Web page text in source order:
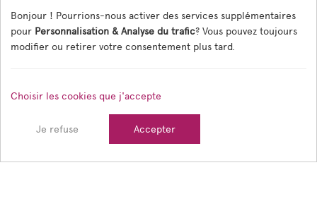
Les menus de la cantine
Documents règlementaires
Bonjour ! Pourrions-nous activer des services supplémentaires
pour Personnalisation & Analyse du trafic? Vous pouvez toujours
modifier ou retirer votre consentement plus tard.
Choisir les cookies que j'accepte
Je refuse Accepter